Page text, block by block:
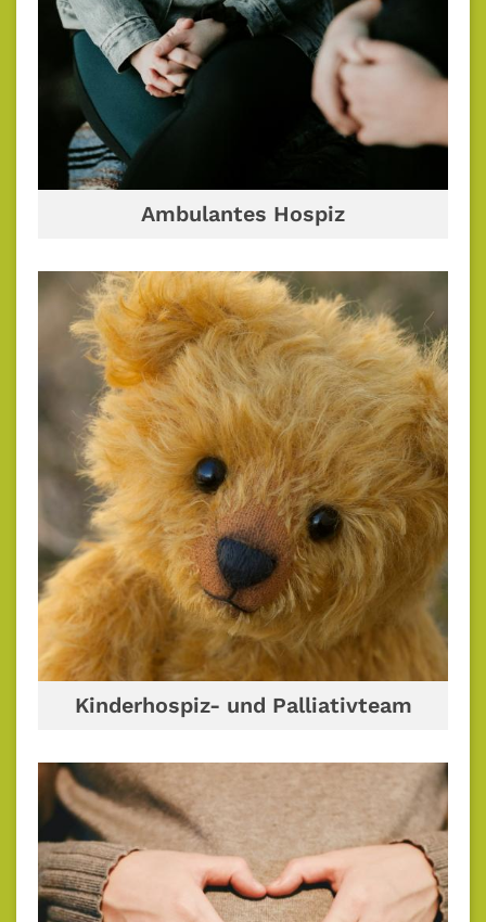
Ambulantes Hospiz
Kinderhospiz- und Palliativteam